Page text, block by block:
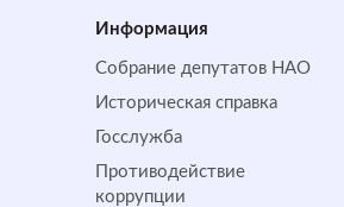
Информация
Собрание депутатов НАО
Историческая справка
Госслужба
Противодействие
коррупции